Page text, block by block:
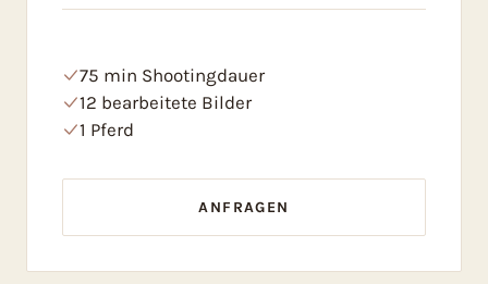
75 min Shootingdauer
12 bearbeitete Bilder
1 Pferd
ANFRAGEN